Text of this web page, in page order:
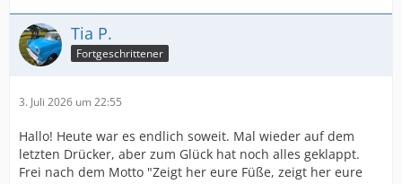
Tia P.
Fortgeschrittener
3. Juli 2026 um 22:55
Hallo! Heute war es endlich soweit. Mal wieder auf dem
letzten Drücker, aber zum Glück hat noch alles geklappt.
Frei nach dem Motto "Zeigt her eure Füße, zeigt her eure